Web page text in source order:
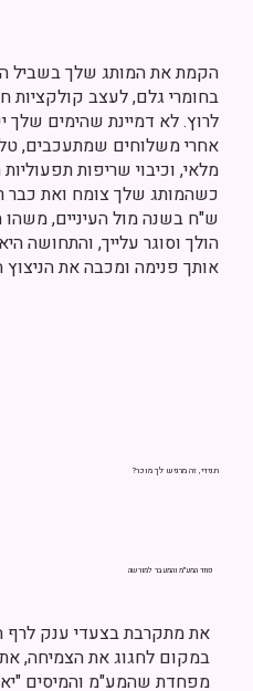
הקמת את המותג שלך בשביל
בחומרי גלם, לעצב קולקציות
לרוץ. לא דמיינת שהימים שלך
אחרי משלוחים שמתעכבים,
מלאי, וכיבוי שריפות
ש"ח בשנה מול העיניים,
הולך וסוגר עלייך, והתחושה
אותך פנימה ומכבה את הניצוץ
תגידי, זה מרגיש לך מוכר?
פחד המע"מ והמעבר למורשה
את מתקרבת בצעדי ענק
במקום לחגוג את הצמיחה,
מפחדת שהמע"מ והמיסים